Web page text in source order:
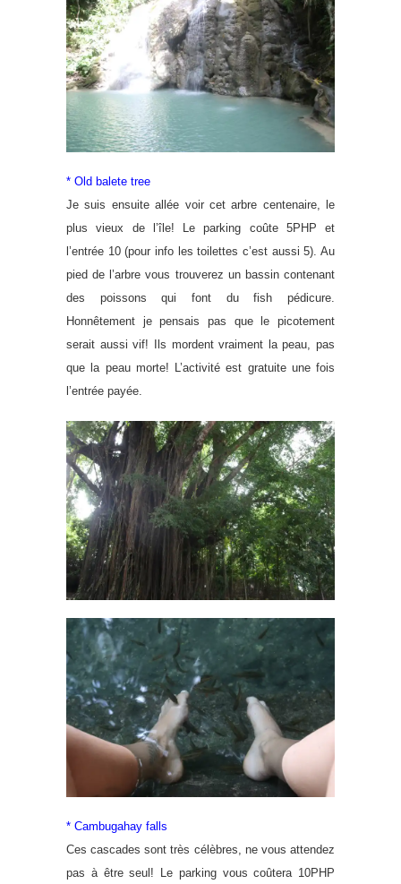
* Old balete tree
Je suis ensuite allée voir cet arbre centenaire, le
plus vieux de l’île! Le parking coûte 5PHP et
l’entrée 10 (pour info les toilettes c’est aussi 5). Au
pied de l’arbre vous trouverez un bassin contenant
des poissons qui font du fish pédicure.
Honnêtement je pensais pas que le picotement
serait aussi vif! Ils mordent vraiment la peau, pas
que la peau morte! L’activité est gratuite une fois
l’entrée payée.
* Cambugahay falls
Ces cascades sont très célèbres, ne vous attendez
pas à être seul! Le parking vous coûtera 10PHP